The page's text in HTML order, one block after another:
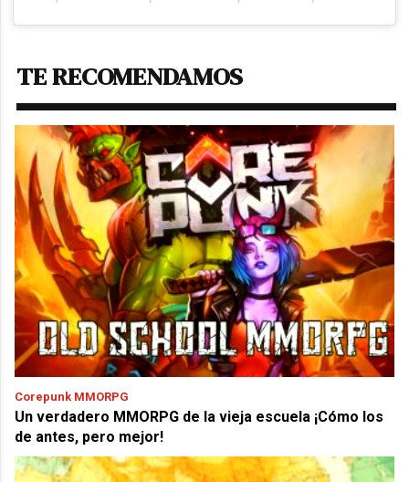
TE RECOMENDAMOS
Corepunk MMORPG
Un verdadero MMORPG de la vieja escuela ¡Cómo los
de antes, pero mejor!